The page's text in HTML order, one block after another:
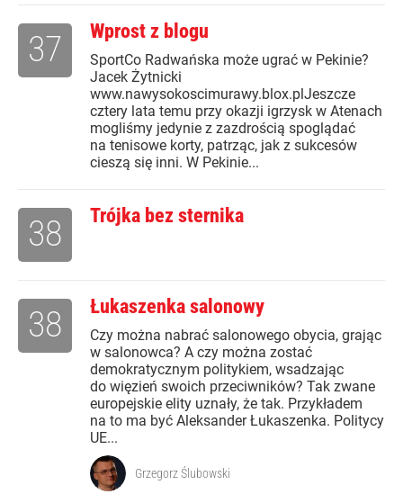
Wprost z blogu
SportCo Radwańska może ugrać w Pekinie?
Jacek Żytnicki
www.nawysokoscimurawy.blox.plJeszcze
cztery lata temu przy okazji igrzysk w Atenach
mogliśmy jedynie z zazdrością spoglądać
na tenisowe korty, patrząc, jak z sukcesów
cieszą się inni. W Pekinie...
37
Trójka bez sternika
38
Łukaszenka salonowy
Czy można nabrać salonowego obycia, grając
w salonowca? A czy można zostać
demokratycznym politykiem, wsadzając
do więzień swoich przeciwników? Tak zwane
europejskie elity uznały, że tak. Przykładem
na to ma być Aleksander Łukaszenka. Politycy
UE...
38
Grzegorz Ślubowski